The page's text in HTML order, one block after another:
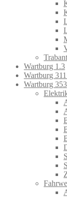
Wartburg 1.3
Wartburg
Wartburg 353